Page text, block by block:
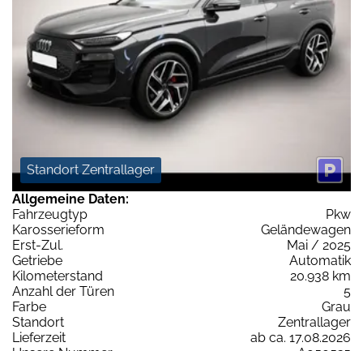
Standort Zentrallager
Allgemeine Daten:
Fahrzeugtyp
Pkw
Karosserieform
Geländewagen
Erst-Zul.
Mai / 2025
Getriebe
Automatik
Kilometerstand
20.938 km
Anzahl der Türen
5
Farbe
Grau
Standort
Zentrallager
Lieferzeit
ab ca. 17.08.2026